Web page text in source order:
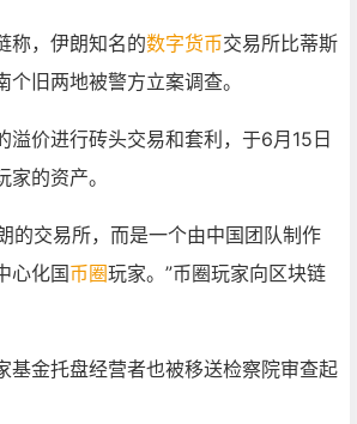
称，伊朗知名的数字货币交易所比蒂斯
旧两地被警方立案调查。
溢价进行砖头交易和套利，于6月15日
的资产。
的交易所，而是一个由中国团队制作
心化国币圈玩家。”币圈玩家向区块链
基金托盘经营者也被移送检察院审查起